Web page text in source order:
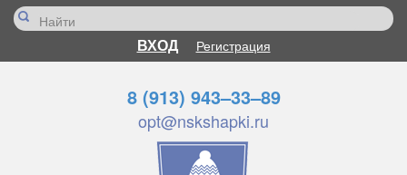
ВХОД Регистрация
8 (913) 943–33–89
opt@nskshapki.ru